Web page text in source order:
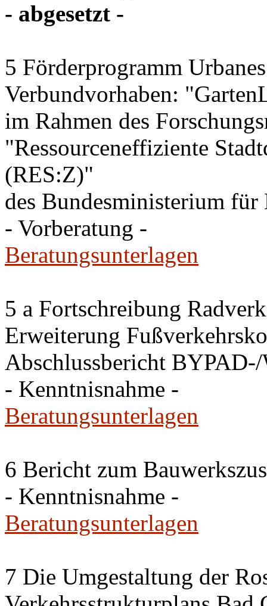
- abgesetzt -
5 Förderprogramm
Verbundvorhaben:
im Rahmen des
"Ressourceneffiziente
(RES:Z)"
des Bundesministerium
- Vorberatung -
Beratungsunterlagen
5 a Fortschreibung
Erweiterung
Abschlussbericht
- Kenntnisnahme -
Beratungsunterlagen
6 Bericht zum
- Kenntnisnahme -
Beratungsunterlagen
7 Die Umgestaltung der